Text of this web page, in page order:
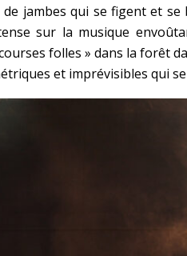
jambes qui se figent et
sur la musique
folles » dans la forêt
et imprévisibles qui